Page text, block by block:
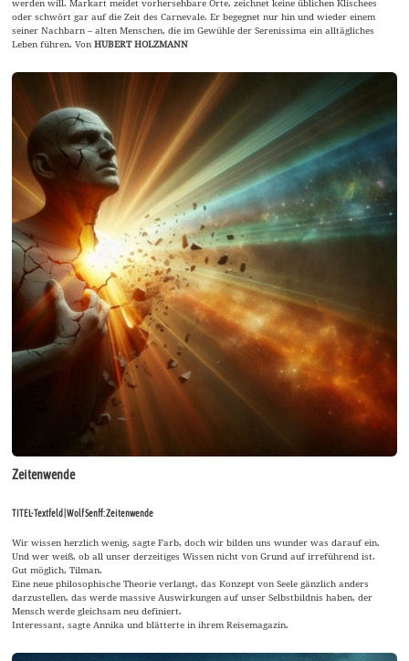
werden will. Markart meidet vorhersehbare Orte, zeichnet keine üblichen Klischees
oder schwört gar auf die Zeit des Carnevale. Er begegnet nur hin und wieder einem
seiner Nachbarn – alten Menschen, die im Gewühle der Serenissima ein alltägliches
Leben führen. VonHUBERT HOLZMANN
Zeitenwende
TITEL-Textfeld | Wolf Senff: Zeitenwende
Wir wissen herzlich wenig, sagte Farb, doch wir bilden uns wunder was darauf ein.
Und wer weiß, ob all unser derzeitiges Wissen nicht von Grund auf irreführend ist.
Gut möglich, Tilman.
Eine neue philosophische Theorie verlangt, das Konzept von Seele gänzlich anders
darzustellen, das werde massive Auswirkungen auf unser Selbstbildnis haben, der
Mensch werde gleichsam neu definiert.
Interessant, sagte Annika und blätterte in ihrem Reisemagazin.